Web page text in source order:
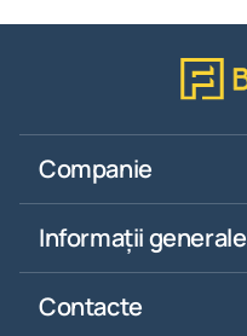
Companie
Informații generale
Contacte